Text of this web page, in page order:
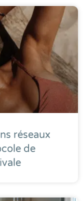
réseaux
de